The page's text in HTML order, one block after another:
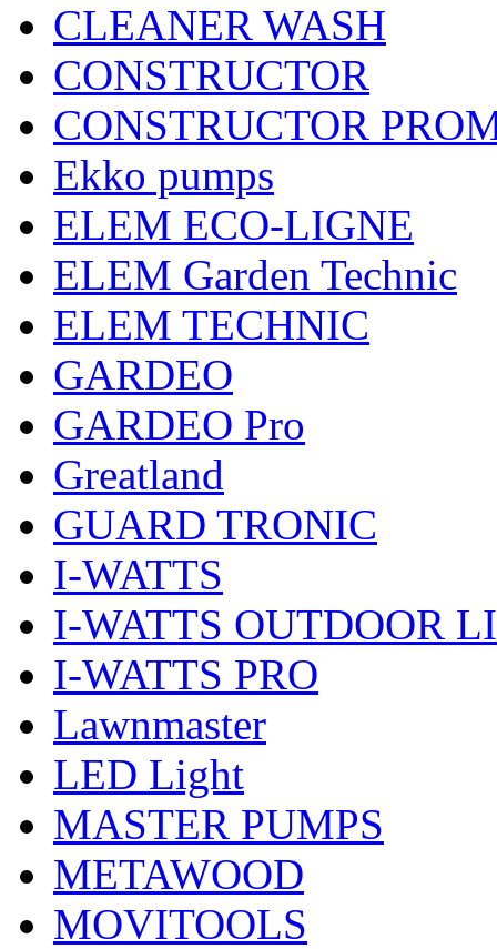
CLEANER WASH
CONSTRUCTOR
CONSTRUCTOR
Ekko pumps
ELEM ECO-LIGNE
ELEM Garden Technic
ELEM TECHNIC
GARDEO
GARDEO Pro
Greatland
GUARD TRONIC
I-WATTS
I-WATTS OUTDOOR
I-WATTS PRO
Lawnmaster
LED Light
MASTER PUMPS
METAWOOD
MOVITOOLS